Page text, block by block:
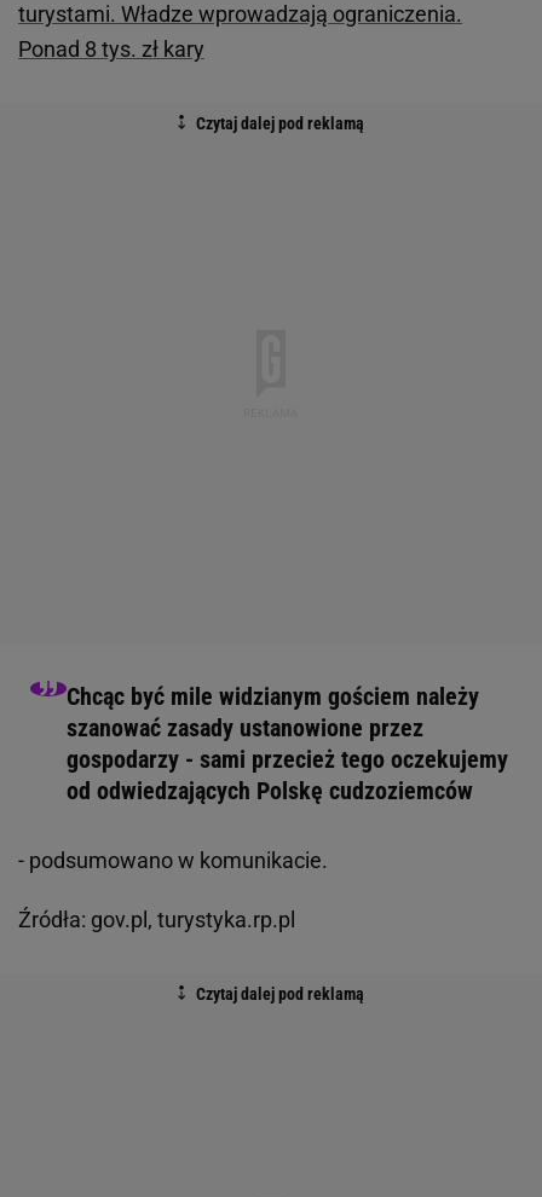
turystami. Władze wprowadzają ograniczenia.
Ponad 8 tys. zł kary
Chcąc być mile widzianym gościem należy
szanować zasady ustanowione przez
gospodarzy - sami przecież tego oczekujemy
od odwiedzających Polskę cudzoziemców
- podsumowano w komunikacie.
Źródła: gov.pl, turystyka.rp.pl